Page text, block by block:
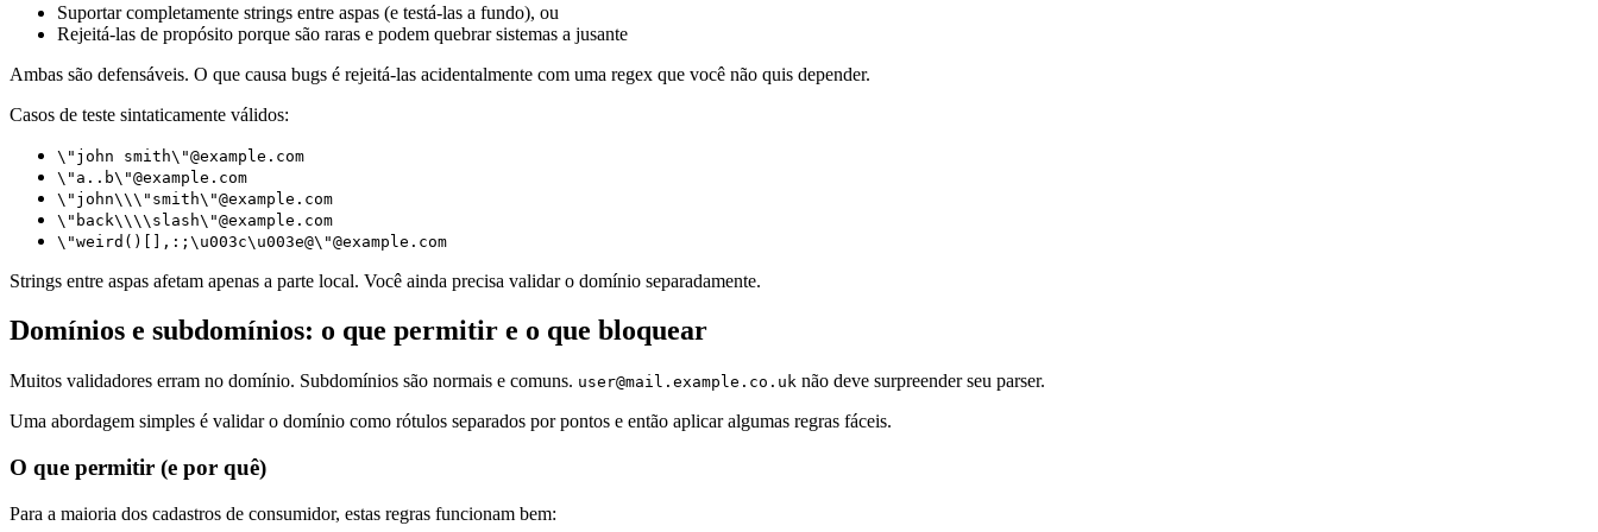
Suportar completamente strings entre aspas (e testá-las a fundo), ou
Rejeitá-las de propósito porque são raras e podem quebrar sistemas a jusante
Ambas são defensáveis. O que causa bugs é rejeitá-las acidentalmente com uma regex que você não quis depender.
Casos de teste sintaticamente válidos:
\"john smith\"@example.com
\"a..b\"@example.com
\"john\\\"smith\"@example.com
\"back\\\\slash\"@example.com
\"weird()[],:;\u003c\u003e@\"@example.com
Strings entre aspas afetam apenas a parte local. Você ainda precisa validar o domínio separadamente.
Domínios e subdomínios: o que permitir e o que bloquear
Muitos validadores erram no domínio. Subdomínios são normais e comuns. user@mail.example.co.uk não deve surpreender seu parser.
Uma abordagem simples é validar o domínio como rótulos separados por pontos e então aplicar algumas regras fáceis.
O que permitir (e por quê)
Para a maioria dos cadastros de consumidor, estas regras funcionam bem: